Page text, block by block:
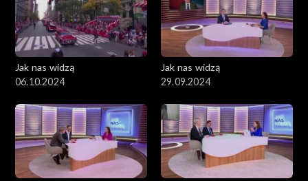
Jak nas widzą
06.10.2024
Jak nas widzą
29.09.2024